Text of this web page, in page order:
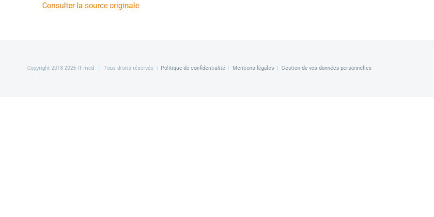
Consulter la source originale
Copyright 2018-2026 IT-med | Tous droits réservés | Politique de confidentialité| Mentions légales | Gestion de vos données personnelles